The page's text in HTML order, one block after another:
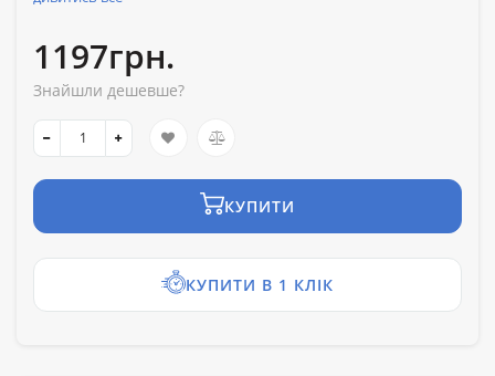
1197грн.
Знайшли дешевше?
КУПИТИ
КУПИТИ В 1 КЛІК